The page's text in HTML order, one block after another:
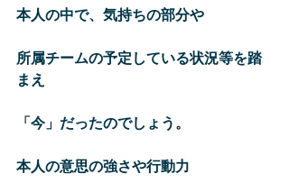
本人の中で、気持ちの部分や
所属チームの予定している状況等を踏
まえ
「今」だったのでしょう。
本人の意思の強さや行動力